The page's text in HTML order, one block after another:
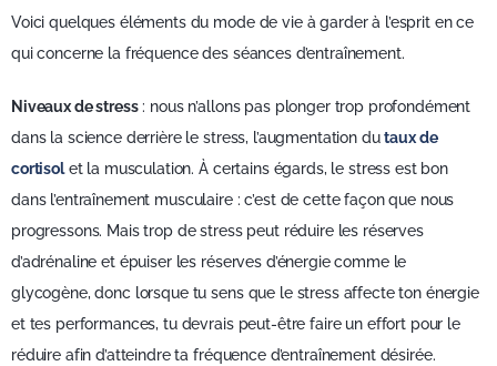
Voici quelques éléments du mode de vie à garder à l’esprit en ce
qui concerne la fréquence des séances d’entraînement.
Niveaux de stress: nous n’allons pas plonger trop profondément
dans la science derrière le stress, l’augmentation dutaux de
cortisolet la musculation. À certains égards, le stress est bon
dans l’entraînement musculaire : c’est de cette façon que nous
progressons. Mais trop de stress peut réduire les réserves
d’adrénaline et épuiser les réserves d’énergie comme le
glycogène, donc lorsque tu sens que le stress affecte ton énergie
et tes performances, tu devrais peut-être faire un effort pour le
réduire afin d’atteindre ta fréquence d’entraînement désirée.